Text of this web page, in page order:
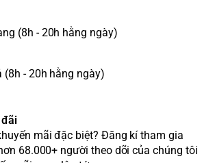
(8h - 20h hằng ngày)
(8h - 20h hằng ngày)
mãi đặc biệt? Đăng kí tham gia
68.000+ người theo dõi của chúng tôi